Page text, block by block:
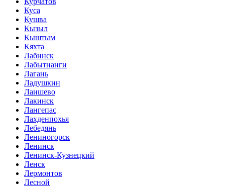
Куса
Кушва
Кызыл
Кыштым
Кяхта
Лабинск
Лабытнанги
Лагань
Ладушкин
Лаишево
Лакинск
Лангепас
Лахденпохья
Лебедянь
Лениногорск
Ленинск
Ленинск-Кузнецкий
Ленск
Лермонтов
Лесной